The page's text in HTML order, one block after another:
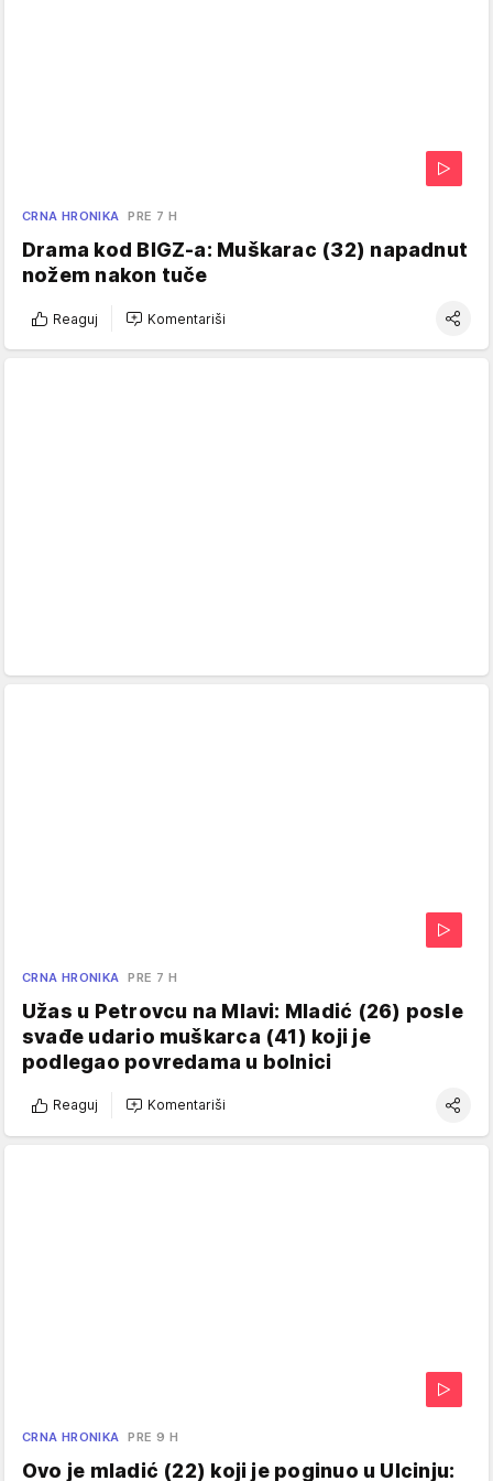
CRNA HRONIKA PRE 7 H
Drama kod BIGZ-a: Muškarac (32) napadnut
nožem nakon tuče
Reaguj Komentariši
CRNA HRONIKA PRE 7 H
Užas u Petrovcu na Mlavi: Mladić (26) posle
svađe udario muškarca (41) koji je
podlegao povredama u bolnici
Reaguj Komentariši
CRNA HRONIKA PRE 9 H
Ovo je mladić (22) koji je poginuo u Ulcinju: